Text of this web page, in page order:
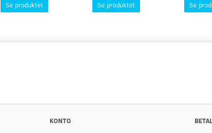
Se produktet Se produktet Se
KONTO